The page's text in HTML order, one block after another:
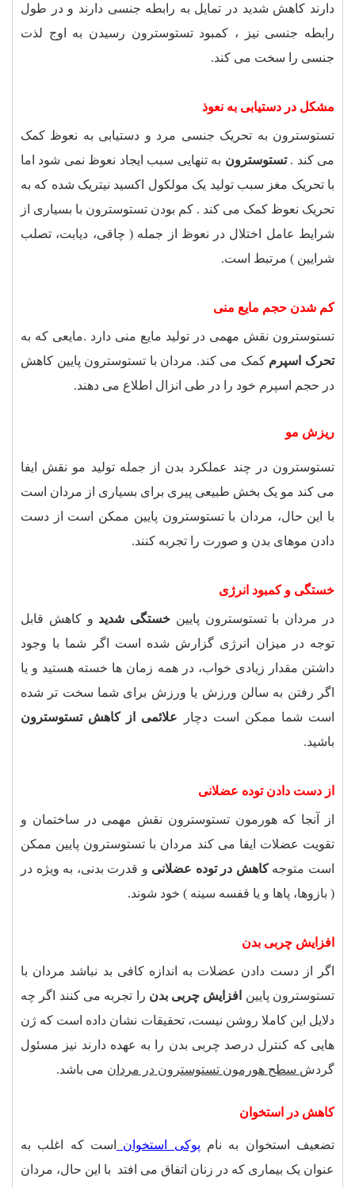
دارند کاهش شدید در تمایل به رابطه جنسی دارند و در طول
رابطه جنسی نیز ، کمبود تستوسترون رسیدن به اوج لذت
جنسی را سخت می کند.
مشکل در دستیابی به نعوذ
تستوسترون به تحریک جنسی مرد و دستیابی به نعوظ کمک
می کند .تستوسترون به تنهایی سبب ایجاد نعوظ نمی شود اما
با تحریک مغز سبب تولید یک مولکول اکسید نیتریک شده که به
تحریک نعوظ کمک می کند . کم بودن تستوسترون با بسیاری از
شرایط عامل اختلال در نعوظ از جمله ( چاقی، دیابت، تصلب
شرایین ) مرتبط است.
کم شدن حجم مایع منی
تستوسترون نقش مهمی در تولید مایع منی دارد .مایعی که به
تحرک اسپرم کمک می کند. مردان با تستوسترون پایین کاهش
در حجم اسپرم خود را در طی انزال اطلاع می دهند.
ریزش مو
تستوسترون در چند عملکرد بدن از جمله تولید مو نقش ایفا
می کند مو یک بخش طبیعی پیری برای بسیاری از مردان است
با این حال، مردان با تستوسترون پایین ممکن است از دست
دادن موهای بدن و صورت را تجربه کنند.
خستگی و کمبود انرژی
در مردان با تستوسترون پایین خستگی شدید و کاهش قابل
توجه در میزان انرژی گزارش شده است اگر شما با وجود
داشتن مقدار زیادی خواب، در همه زمان ها خسته هستید و یا
اگر رفتن به سالن ورزش یا ورزش برای شما سخت تر شده
است شما ممکن است دچار علائمی از کاهش تستوسترون
باشید.
از دست دادن توده عضلانی
از آنجا که هورمون تستوسترون نقش مهمی در ساختمان و
تقویت عضلات ایفا می کند مردان با تستوسترون پایین ممکن
است متوجهکاهش در توده عضلانی و قدرت بدنی، به ویژه در
( بازوها، پاها و یا قفسه سینه ) خود شوند.
افزایش چربی بدن
اگر از دست دادن عضلات به اندازه کافی بد نباشد مردان با
تستوسترون پایین افزایش چربی بدن را تجربه می کنند اگر چه
دلایل این کاملا روشن نیست، تحقیقات نشان داده است که ژن
هایی که کنترل درصد چربی بدن را به عهده دارند نیز مسئول
گردش سطح هورمون تستوسترون در مردان می باشد.
کاهش در استخوان
تضعیف استخوان به نام پوکی استخوان
است که اغلب به
عنوان یک بیماری که در زنان اتفاق می افتد با این حال، مردان